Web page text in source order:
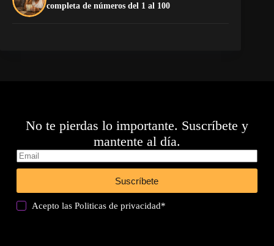
completa de números del 1 al 100
No te pierdas lo importante. Suscríbete y
mantente al día.
Suscríbete
Acepto lasPoliticas de privacidad*